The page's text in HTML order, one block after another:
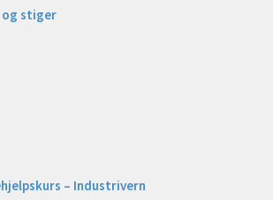
og stiger
– Industrivern